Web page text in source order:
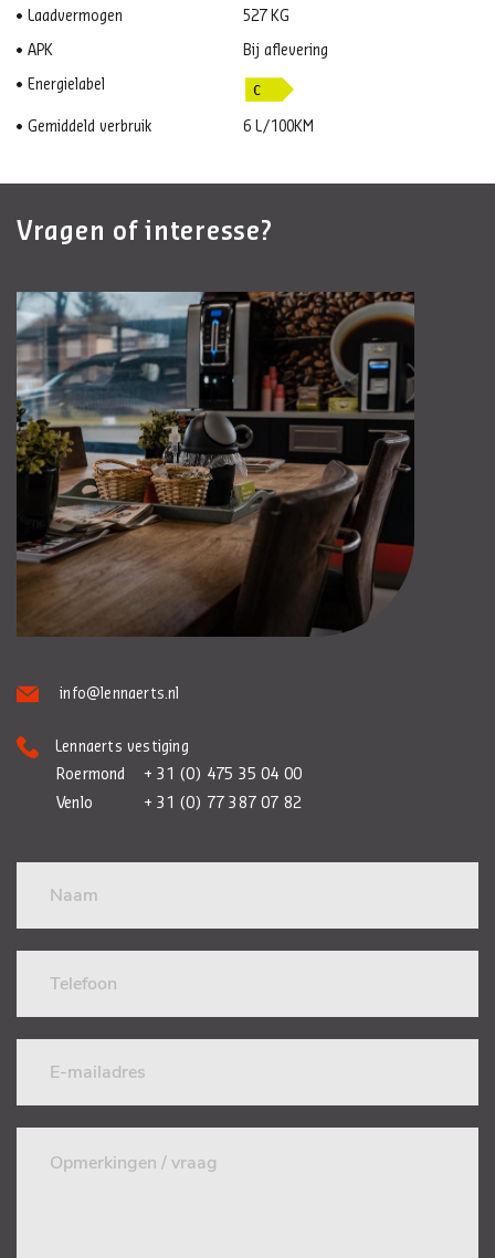
Laadvermogen 527 KG
APK Bij aflevering
Energielabel
Gemiddeld verbruik 6 L/100KM
Vragen of interesse?
info@lennaerts.nl
Lennaerts vestiging
Roermond
+ 31 (0) 475 35 04 00
Venlo
+ 31 (0) 77 387 07 82